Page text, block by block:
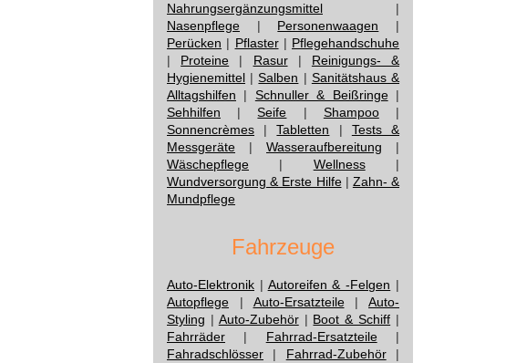
Nahrungsergänzungsmittel |
Nasenpflege | Personenwaagen |
Perücken | Pflaster| Pflegehandschuhe
| Proteine | Rasur| Reinigungs- &
Hygienemittel |Salben | Sanitätshaus &
Alltagshilfen | Schnuller & Beißringe|
Sehhilfen |Seife | Shampoo|
Sonnencrèmes |Tabletten | Tests &
Messgeräte | Wasseraufbereitung |
Wäschepflege | Wellness|
Wundversorgung & Erste Hilfe| Zahn- &
Mundpflege
Fahrzeuge
Auto-Elektronik | Autoreifen & -Felgen |
Autopflege | Auto-Ersatzteile| Auto-
Styling | Auto-Zubehör| Boot & Schiff |
Fahrräder | Fahrrad-Ersatzteile|
Fahradschlösser | Fahrrad-Zubehör|